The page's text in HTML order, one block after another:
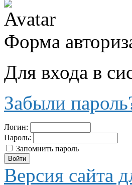
Форма
Для входа в
Забыли
Логин:
Пароль:
Запомнить пароль
Версия сайта